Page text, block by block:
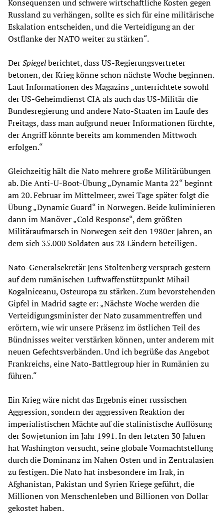
Konsequenzen und schwere wirtschaftliche Kosten gegen
Russland zu verhängen, sollte es sich für eine militärische
Eskalation entscheiden, und die Verteidigung an der
Ostflanke der NATO weiter zu stärken“.
DerSpiegelberichtet, dass US-Regierungsvertreter
betonen, der Krieg könne schon nächste Woche beginnen.
Laut Informationen des Magazins „unterrichtete sowohl
der US-Geheimdienst CIA als auch das US-Militär die
Bundesregierung und andere Nato-Staaten im Laufe des
Freitags, dass man aufgrund neuer Informationen fürchte,
der Angriff könnte bereits am kommenden Mittwoch
erfolgen.“
Gleichzeitig hält die Nato mehrere große Militärübungen
ab. Die Anti-U-Boot-Übung „Dynamic Manta 22“ beginnt
am 20. Februar im Mittelmeer, zwei Tage später folgt die
Übung „Dynamic Guard“ in Norwegen. Beide kuliminieren
dann im Manöver „Cold Response“, dem größten
Militäraufmarsch in Norwegen seit den 1980er Jahren, an
dem sich 35.000 Soldaten aus 28 Ländern beteiligen.
Nato-Generalsekretär Jens Stoltenberg versprach gestern
auf dem rumänischen Luftwaffenstützpunkt Mihail
Kogalniceanu, Osteuropa zu stärken. Zum bevorstehenden
Gipfel in Madrid sagte er: „Nächste Woche werden die
Verteidigungsminister der Nato zusammentreffen und
erörtern, wie wir unsere Präsenz im östlichen Teil des
Bündnisses weiter verstärken können, unter anderem mit
neuen Gefechtsverbänden. Und ich begrüße das Angebot
Frankreichs, eine Nato-Battlegroup hier in Rumänien zu
führen.“
Ein Krieg wäre nicht das Ergebnis einer russischen
Aggression, sondern der aggressiven Reaktion der
imperialistischen Mächte auf die stalinistische Auflösung
der Sowjetunion im Jahr 1991. In den letzten 30 Jahren
hat Washington versucht, seine globale Vormachtstellung
durch die Dominanz im Nahen Osten und in Zentralasien
zu festigen. Die Nato hat insbesondere im Irak, in
Afghanistan, Pakistan und Syrien Kriege geführt, die
Millionen von Menschenleben und Billionen von Dollar
gekostet haben.